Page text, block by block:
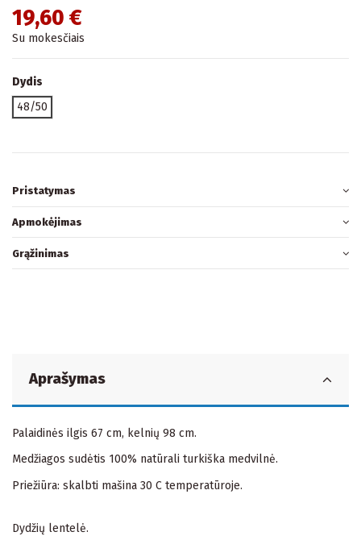
19,60 €
Su mokesčiais
Dydis
48/50
Pristatymas
Apmokėjimas
Grąžinimas
Aprašymas
Palaidinės ilgis 67 cm, kelnių 98 cm.
Medžiagos sudėtis 100% natūrali turkiška medvilnė.
Priežiūra: skalbti mašina 30 C temperatūroje.
Dydžių lentelė.